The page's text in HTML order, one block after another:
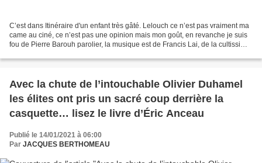
C’est dans Itinéraire d'un enfant très gâté. Lelouch ce n’est pas vraiment ma
came au ciné, ce n’est pas une opinion mais mon goût, en revanche je suis
fou de Pierre Barouh parolier, la musique est de Francis Lai, de la cultissime
Avec la chute de l’intouchable Olivier Duhamel
les élites ont pris un sacré coup derrière la
casquette… lisez le livre d’Éric Anceau
Publié le 14/01/2021 à 06:00
Par JACQUES BERTHOMEAU